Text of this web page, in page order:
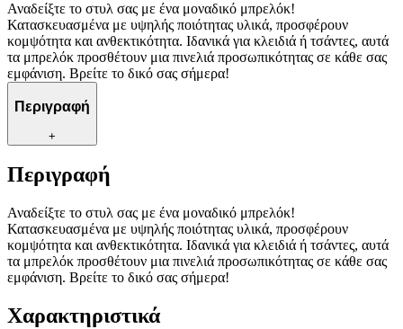
Αναδείξτε το στυλ σας με ένα μοναδικό μπρελόκ!
Κατασκευασμένα με υψηλής ποιότητας υλικά, προσφέρουν
κομψότητα και ανθεκτικότητα. Ιδανικά για κλειδιά ή τσάντες, αυτά
τα μπρελόκ προσθέτουν μια πινελιά προσωπικότητας σε κάθε σας
εμφάνιση. Βρείτε το δικό σας σήμερα!
Περιγραφή
+
Περιγραφή
Αναδείξτε το στυλ σας με ένα μοναδικό μπρελόκ!
Κατασκευασμένα με υψηλής ποιότητας υλικά, προσφέρουν
κομψότητα και ανθεκτικότητα. Ιδανικά για κλειδιά ή τσάντες, αυτά
τα μπρελόκ προσθέτουν μια πινελιά προσωπικότητας σε κάθε σας
εμφάνιση. Βρείτε το δικό σας σήμερα!
Χαρακτηριστικά